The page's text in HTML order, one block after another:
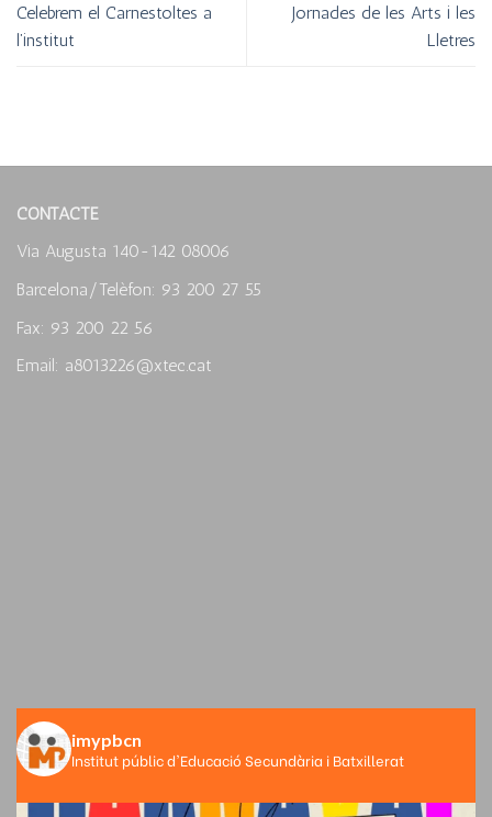
Celebrem el Carnestoltes a
l’institut
Jornades de les Arts i les
Lletres
CONTACTE
Via Augusta 140-142 08006
Barcelona/Telèfon: 93 200 27 55
Fax: 93 200 22 56
Email: a8013226@xtec.cat
imypbcn
Institut públic d'Educació Secundària i Batxillerat